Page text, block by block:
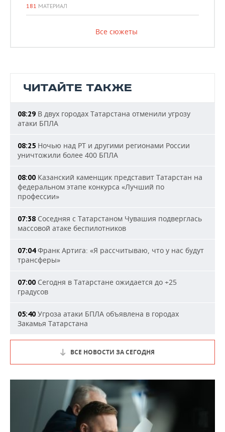
181 МАТЕРИАЛ
Все сюжеты
ЧИТАЙТЕ ТАКЖЕ
08:29 В двух городах Татарстана отменили угрозу
атаки БПЛА
08:25 Ночью над РТ и другими регионами России
уничтожили более 400 БПЛА
08:00 Казанский каменщик представит Татарстан на
федеральном этапе конкурса «Лучший по
профессии»
07:38 Соседняя с Татарстаном Чувашия подверглась
массовой атаке беспилотников
07:04Франк Артига: «Я рассчитываю, что у нас будут
трансферы»
07:00 Сегодня в Татарстане ожидается до +25
градусов
05:40 Угроза атаки БПЛА объявлена в городах
Закамья Татарстана
ВСЕ НОВОСТИ ЗА СЕГОДНЯ